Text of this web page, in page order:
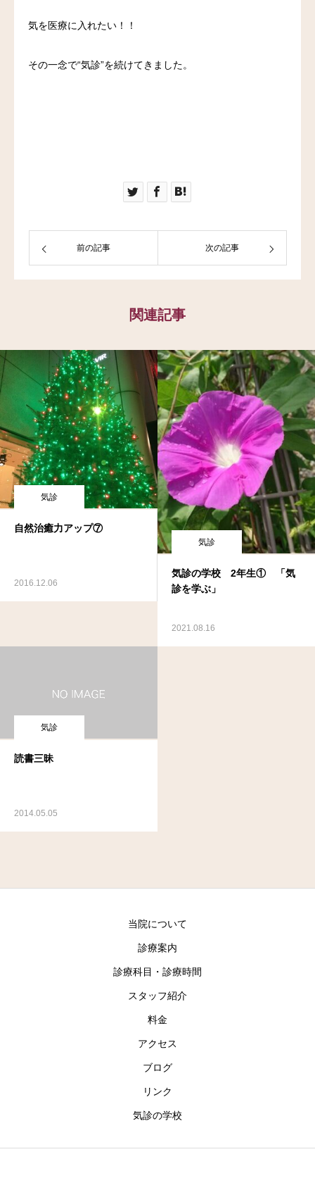
気を医療に入れたい！！
その一念で“気診”を続けてきました。
前の記事 次の記事
関連記事
気診
自然治癒力アップ⑦
2016.12.06
気診
気診の学校 2年生① 「気
診を学ぶ」
2021.08.16
気診
読書三昧
2014.05.05
当院について
診療案内
診療科目・診療時間
スタッフ紹介
料金
アクセス
ブログ
リンク
気診の学校